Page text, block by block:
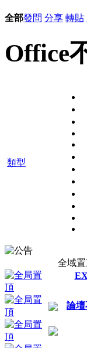
全部發問 分享 轉貼
Office
類型
全域
論